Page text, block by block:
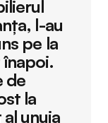
l-au
pe la
de
la
unuia